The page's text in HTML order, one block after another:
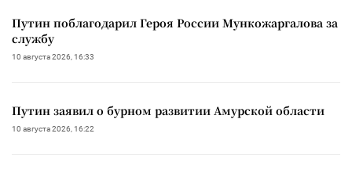
Путин поблагодарил Героя России Мункожаргалова за
службу
10 августа 2026, 16:33
Путин заявил о бурном развитии Амурской области
10 августа 2026, 16:22